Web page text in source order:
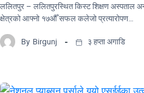
ललितपुर – ललितपुरस्थित किस्ट शिक्षण अस्पताल
क्षेत्रको आफ्नो १७औँ सफल कलेजो प्रत्यारोपण…
By Birgunj ३ हप्ता अगाडि